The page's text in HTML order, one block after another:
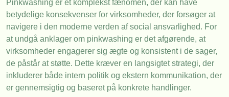
Pinkwashing er et komplekst fænomen, der kan have
betydelige konsekvenser for virksomheder, der forsøger at
navigere i den moderne verden af social ansvarlighed. For
at undgå anklager om pinkwashing er det afgørende, at
virksomheder engagerer sig ægte og konsistent i de sager,
de påstår at støtte. Dette kræver en langsigtet strategi, der
inkluderer både intern politik og ekstern kommunikation, der
er gennemsigtig og baseret på konkrete handlinger.